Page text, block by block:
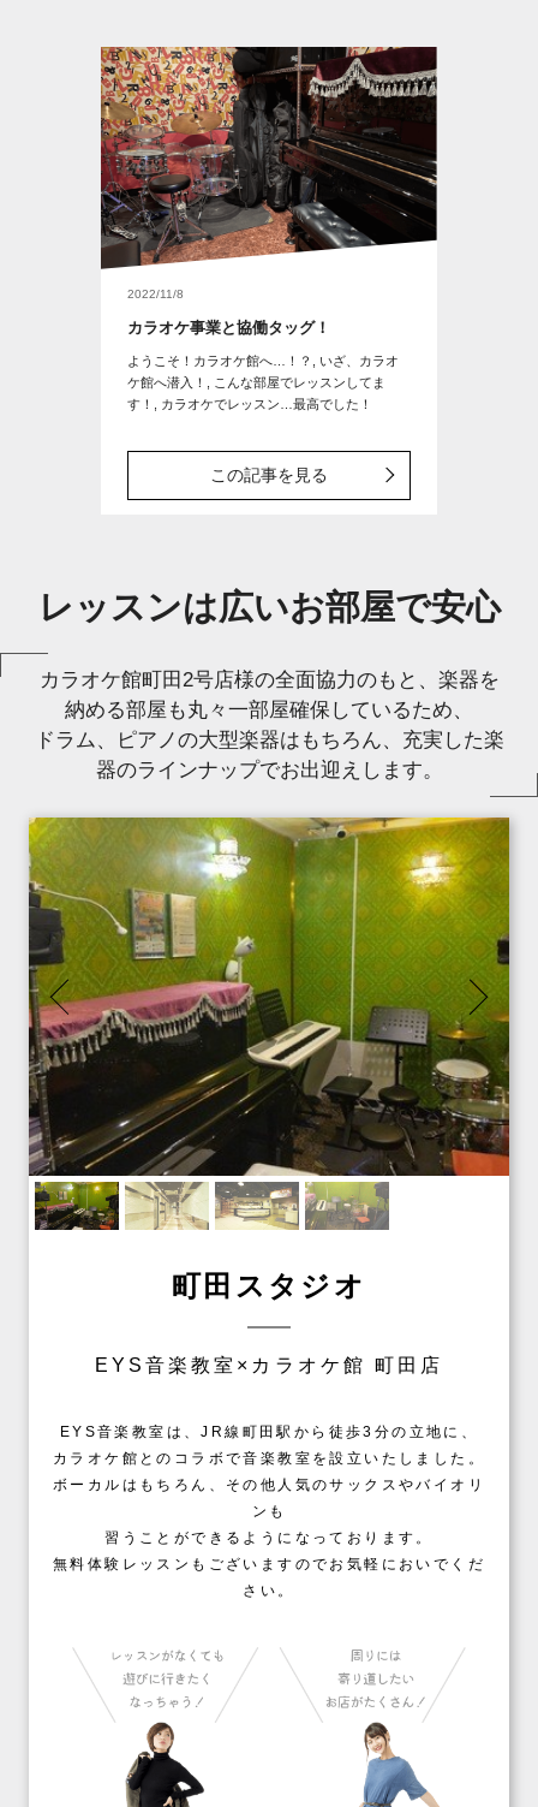
2022/11/8
カラオケ事業と協働タッグ！
ようこそ！カラオケ館へ…！？, いざ、カラオ
ケ館へ潜入！, こんな部屋でレッスンしてま
す！, カラオケでレッスン…最高でした！
この記事を見る
レッスンは広いお部屋で安心
カラオケ館町田2号店様の全面協力のもと、楽器を
納める部屋も丸々一部屋確保しているため、
ドラム、ピアノの大型楽器はもちろん、充実した楽
器のラインナップでお出迎えします。
町田スタジオ
EYS音楽教室×カラオケ館 町田店
EYS音楽教室は、JR線町田駅から徒歩3分の立地に、
カラオケ館とのコラボで音楽教室を設立いたしました。
ボーカルはもちろん、その他人気のサックスやバイオリ
ンも
習うことができるようになっております。
無料体験レッスンもございますのでお気軽においでくだ
さい。